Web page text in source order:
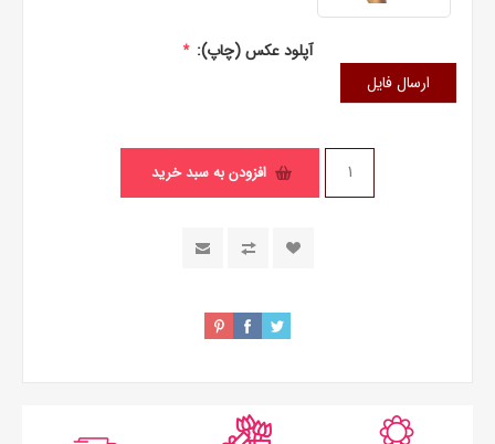
آپلود عکس (چاپ): *
ارسال فایل
افزودن به سبد خرید